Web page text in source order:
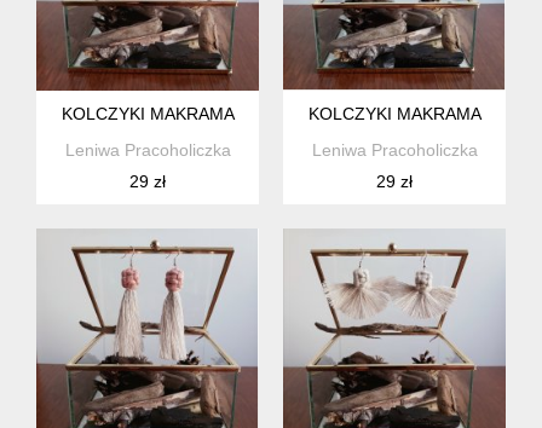
KOLCZYKI MAKRAMA
Leniwa Pracoholiczka
29 zł
KOLCZYKI MAKRAMA
Leniwa Pracoholiczka
29 zł